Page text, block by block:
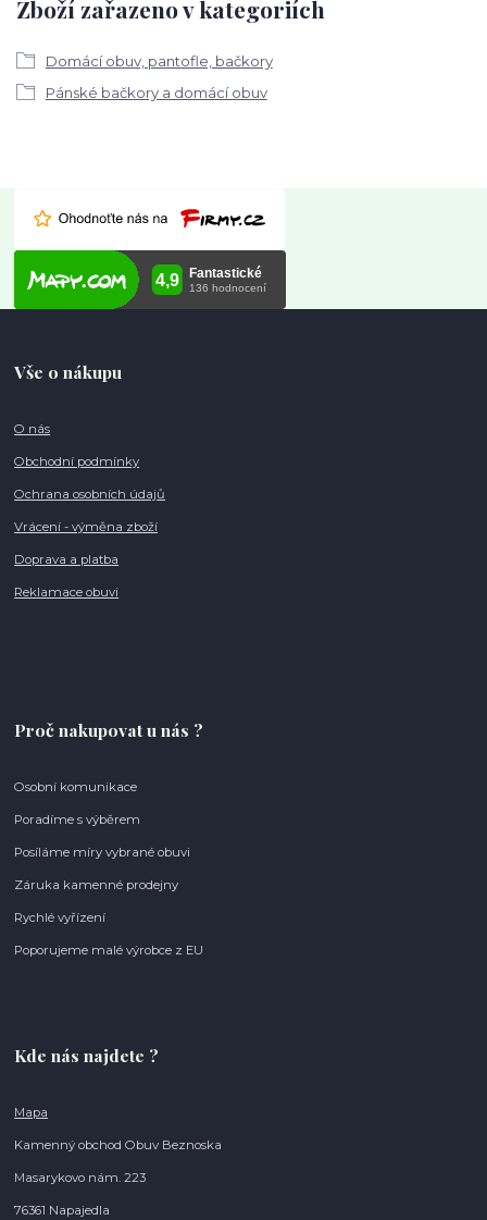
Zboží zařazeno v kategoriích
Domácí obuv, pantofle, bačkory
Pánské bačkory a domácí obuv
Vše o nákupu
O nás
Obchodní podmínky
Ochrana osobních údajů
Vrácení - výměna zboží
Doprava a platba
Reklamace obuvi
Proč nakupovat u nás ?
Osobní komunikace
Poradíme s výběrem
Posíláme míry vybrané obuvi
Záruka kamenné prodejny
Rychlé vyřízení
Poporujeme malé výrobce z EU
Kde nás najdete ?
Mapa
Kamenný obchod Obuv Beznoska
Masarykovo nám. 223
76361 Napajedla